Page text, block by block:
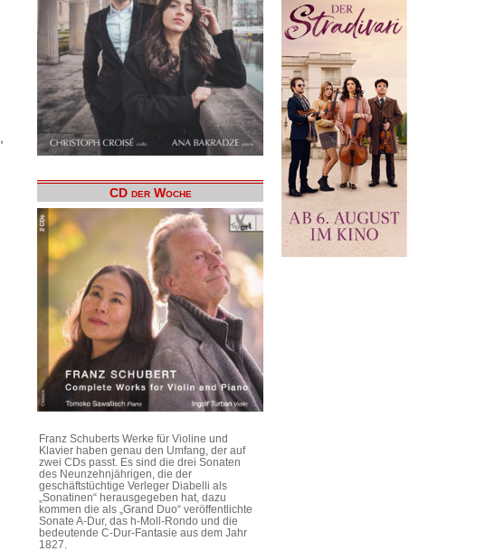
CD der Woche
Franz Schuberts Werke für Violine und
Klavier haben genau den Umfang, der auf
zwei CDs passt. Es sind die drei Sonaten
des Neunzehnjährigen, die der
geschäftstüchtige Verleger Diabelli als
„Sonatinen“ herausgegeben hat, dazu
kommen die als „Grand Duo“ veröffentlichte
Sonate A-Dur, das h-Moll-Rondo und die
bedeutende C-Dur-Fantasie aus dem Jahr
1827.